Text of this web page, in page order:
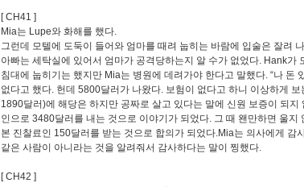
[ CH41 ]
Mia는 Lupe와 화해를 했다.
그런데 모텔에 도둑이 들어와 엄마를 때려 눕히는 바람에 입술은 잘려
아빠는 세탁실에 있어서 엄마가 공격당하는지 알 수가 없었다. Hank
침대에 눕히기는 했지만 Mia는 병원에 데려가야 한다고 말했다. “나 돈
없다고 했다. 헌데 5800달러가 나왔다. 보험이 없다고 하니 이상하게
1890달러)에 해당은 하지만 공짜로 살고 있다는 말에 신원 보증이 되
인으로 3480달러를 내는 것으로 이야기가 되었다. 그 때 왠만하면 울
본 진찰료인 150달러를 받는 것으로 합의가 되었다.Mia는 의사에게
같은 사람이 아니라는 것을 알려줘서 감사하다는 말이 찡했다.
[ CH42 ]